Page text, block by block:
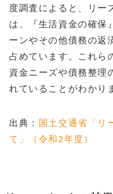
度調査によると、リー
は、『生活資金の確保
ーンやその他債務の返
占めています。これら
資金ニーズや債務整理
れていることがわかり
出典： 国土交通省「リ
て」（令和2年度）